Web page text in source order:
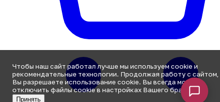
Чтобы наш сайт работал лучше мы используем cookie и
рекомендательные технологии. Продолжая работу с сайтом,
Вы разрешаете использование cookie. Вы всегда можете
отключить файлы cookie в настройках Вашего браузера.
Принять